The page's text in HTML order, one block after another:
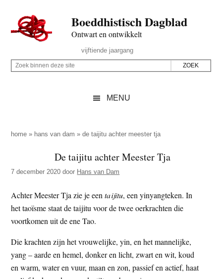
naar
de
inhoud
secondary
naar
de
sidebar
naar
de
Boeddhistisch Dagblad
Ontwart en ontwikkelt
Rechts
vijftiende jaargang
Z
p
z
e
s
i
e
Z
i
e
d
e
z
s
i
t
MENU
home » hans van dam »de taijitu achter meester tja
De taijitu achter Meester Tja
7 december 2020 door Hans van Dam
Achter Meester Tja zie je eentaijitu, een yinyangteken. In
het taoïsme staat de taijitu voor de twee oerkrachten die
voortkomen uit de ene Tao.
Die krachten zijn het vrouwelijke, yin, en het mannelijke,
yang – aarde en hemel, donker en licht, zwart en wit, koud
en warm, water en vuur, maan en zon, passief en actief, haat